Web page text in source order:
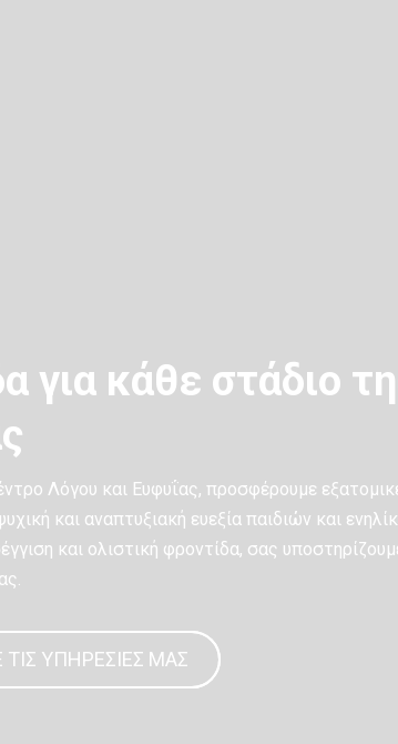
για κάθε στάδιο
Λόγου και Ευφυΐας, προσφέρουμε
και αναπτυξιακή ευεξία παιδιών και
και ολιστική φροντίδα, σας
ΥΠΗΡΕΣΊΕΣ ΜΑΣ